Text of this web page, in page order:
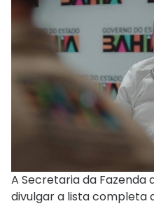
A Secretaria da Fazenda
divulgar a lista completa